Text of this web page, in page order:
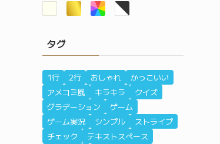
タグ
1行 2行 おしゃれ
かっこいい
アメコミ風
キラキラ
クイズ
グラデーション
ゲーム
ゲーム実況
シンプル
ストライプ
チェック
テキストスペース